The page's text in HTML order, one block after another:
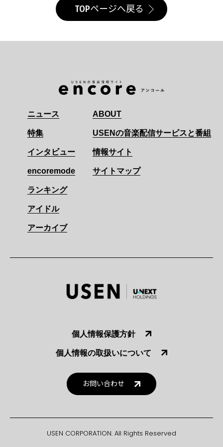
TOPページへ戻る
ニュース
特集
インタビュー
encoremode
ランキング
アイドル
アーカイブ
ABOUT
USENの音楽配信サービスと番組
情報サイト
サイトマップ
個人情報保護方針
個人情報の取扱いについて
お問い合わせ
USEN CORPORATION. All Rights Reserved